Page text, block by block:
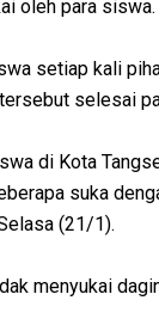
oleh para siswa.
setiap kali
selesai
di Kota
suka
(21/1).
menyukai